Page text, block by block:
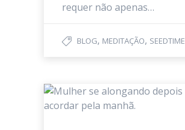
requer não apenas…
BLOG, MEDITAÇÃO, SEEDTIME